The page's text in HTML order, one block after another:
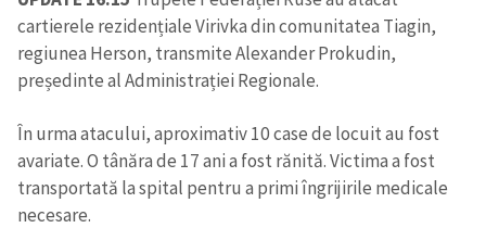
cartierele rezidențiale Virivka din comunitatea Tiagin,
regiunea Herson, transmite Alexander Prokudin,
președinte al Administrației Regionale.
În urma atacului, aproximativ 10 case de locuit au fost
avariate. O tânăra de 17 ani a fost rănită. Victima a fost
transportată la spital pentru a primi îngrijirile medicale
necesare.